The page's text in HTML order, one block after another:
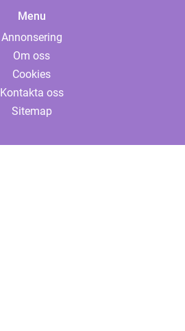
Menu
Annonsering
Om oss
Cookies
Kontakta oss
Sitemap